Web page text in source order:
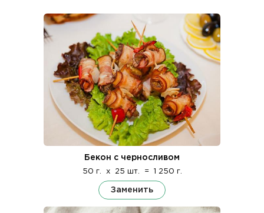
Бекон с черносливом
50 г. x 25 шт. = 1 250 г.
Заменить